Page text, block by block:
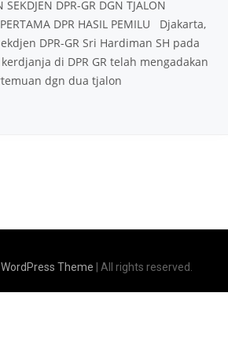
SEKDJEN DPR-GR DGN TJALON
DPR HASIL PEMILU Djakarta,
DPR-GR Sri Hardiman SH pada
di DPR­ GR telah mengadakan
dgn dua tjalon
Theme | All rights reserved.